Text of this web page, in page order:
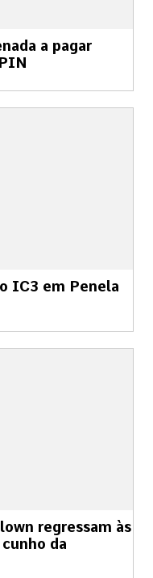
a pagar
IC3 em Penela
regressam às
da